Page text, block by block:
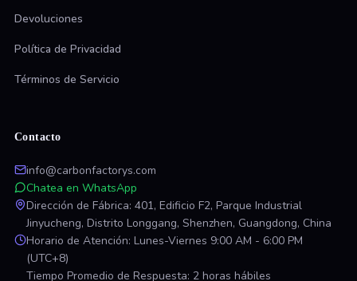
Devoluciones
Política de Privacidad
Términos de Servicio
Contacto
info@carbonfactorys.com
Chatea en WhatsApp
Dirección de Fábrica: 401, Edificio F2, Parque Industrial
Jinyucheng, Distrito Longgang, Shenzhen, Guangdong, China
Horario de Atención: Lunes-Viernes 9:00 AM - 6:00 PM
(UTC+8)
Tiempo Promedio de Respuesta: 2 horas hábiles